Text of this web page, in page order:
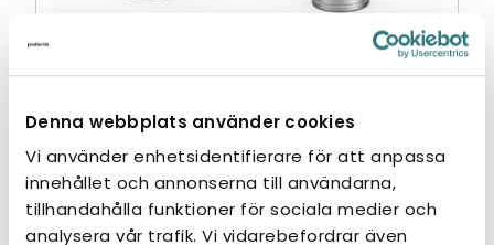
Denna webbplats använder cookies
Vi använder enhetsidentifierare för att anpassa
innehållet och annonserna till användarna,
tillhandahålla funktioner för sociala medier och
analysera vår trafik. Vi vidarebefordrar även
MÖBELBEN PAR RST 230-300 mm
Reservdelar